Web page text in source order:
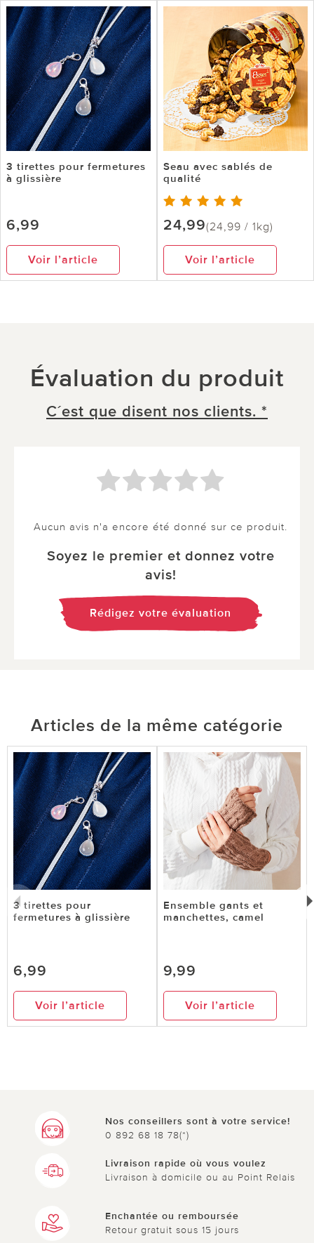
3 tirettes pour fermetures
à glissière
6,99
Voir l’article
Seau avec sablés de
qualité
24,99(24,99 / 1kg)
Voir l’article
Évaluation du produit
C´est que disent nos clients. *
Aucun avis n'a encore été donné sur ce produit.
Soyez le premier et donnez votre
avis!
Rédigez votre évaluation
Articles de la même catégorie
3 tirettes pour
fermetures à glissière
6,99
Voir l’article
Ensemble gants et
manchettes, camel
9,99
Voir l’article
Nos conseillers sont à votre service!
0 892 68 18 78(*)
Livraison rapide où vous voulez
Livraison à domicile ou au Point Relais
Enchantée ou remboursée
Retour gratuit sous 15 jours